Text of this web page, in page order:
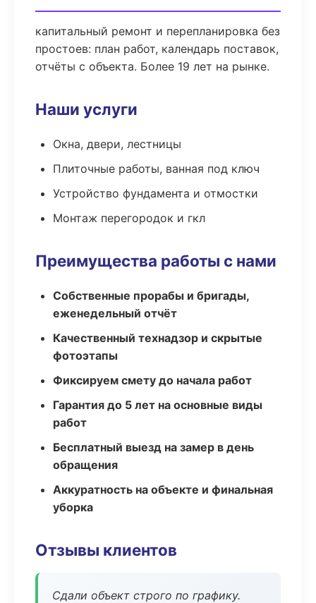
капитальный ремонт и перепланировка без
простоев: план работ, календарь поставок,
отчёты с объекта. Более 19 лет на рынке.
Наши услуги
Окна, двери, лестницы
Плиточные работы, ванная под ключ
Устройство фундамента и отмостки
Монтаж перегородок и гкл
Преимущества работы с нами
Собственные прорабы и бригады,
еженедельный отчёт
Качественный технадзор и скрытые
фотоэтапы
Фиксируем смету до начала работ
Гарантия до 5 лет на основные виды
работ
Бесплатный выезд на замер в день
обращения
Аккуратность на объекте и финальная
уборка
Отзывы клиентов
Сдали объект строго по графику.